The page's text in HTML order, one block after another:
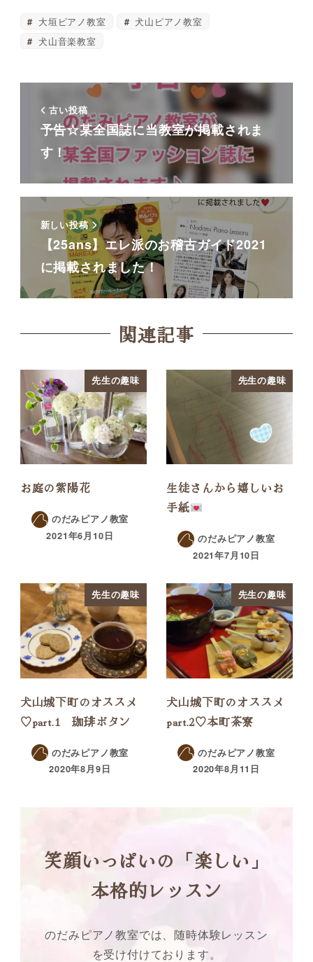
大垣ピアノ教室
犬山ピアノ教室
犬山音楽教室
古い投稿
予告☆某全国誌に当教室が掲載されま
す！
新しい投稿
【25ans】エレ派のお稽古ガイド2021
に掲載されました！
関連記事
先生の趣味
お庭の紫陽花
のだみピアノ教室
2021年6月10日
先生の趣味
生徒さんから嬉しいお
手紙
のだみピアノ教室
2021年7月10日
先生の趣味
犬山城下町のオススメ
♡part.1 珈琲ボタン
のだみピアノ教室
2020年8月9日
先生の趣味
犬山城下町のオススメ
part.2♡本町茶寮
のだみピアノ教室
2020年8月11日
笑顔いっぱいの「楽しい」
本格的レッスン
のだみピアノ教室では、随時体験レッスン
を受け付けております。